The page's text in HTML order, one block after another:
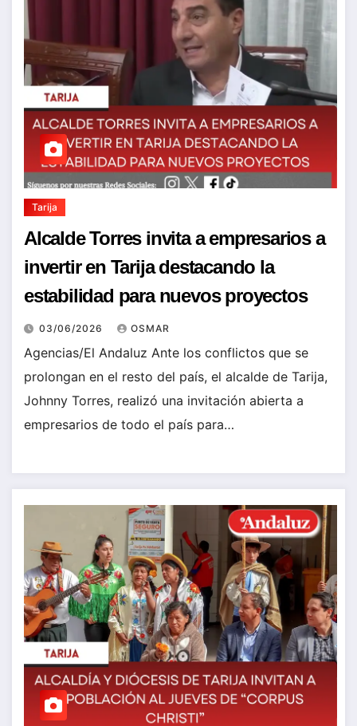
Tarija
Alcalde Torres invita a empresarios a
invertir en Tarija destacando la
estabilidad para nuevos proyectos
03/06/2026 OSMAR
Agencias/El Andaluz Ante los conflictos que se
prolongan en el resto del país, el alcalde de Tarija,
Johnny Torres, realizó una invitación abierta a
empresarios de todo el país para…